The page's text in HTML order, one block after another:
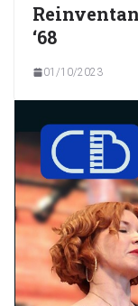
‘68
01/10/2023